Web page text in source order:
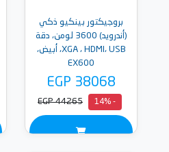
بروجيكتور بينكيو ذكي
(أندرويد) 3600 لومن، دقة
XGA ، HDMI، USB، أبيض،
EX600
EGP 38068
- 14%
EGP 44265